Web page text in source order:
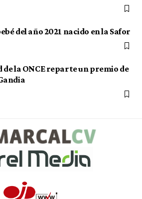
del año 2021 nacido en la Safor
de la ONCE reparte un premio de